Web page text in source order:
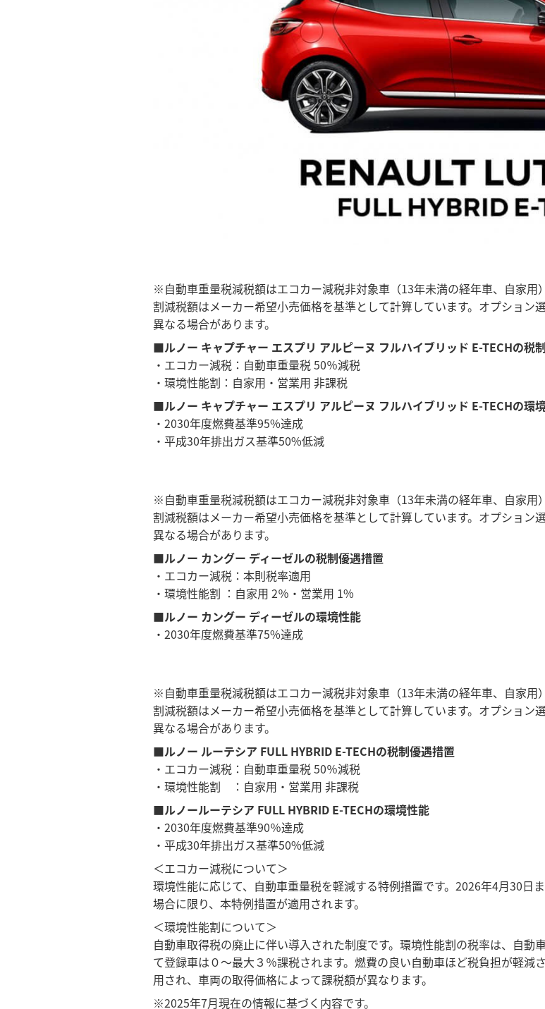
※自動車重量税減税額はエコカー減税非対象車（13年未満の経年車、自家用
割減税額はメーカー希望小売価格を基準として計算しています。オプション
異なる場合があります。
■ルノー キャプチャー エスプリ アルピーヌ フルハイブリッド E-TECHの税
・エコカー減税：自動車重量税 50％減税
・環境性能割：自家用・営業用 非課税
■ルノー キャプチャー エスプリ アルピーヌ フルハイブリッド E-TECHの環
・2030年度燃費基準95%達成
・平成30年排出ガス基準50%低減
※自動車重量税減税額はエコカー減税非対象車（13年未満の経年車、自家用
割減税額はメーカー希望小売価格を基準として計算しています。オプション
異なる場合があります。
■ルノー カングー ディーゼルの税制優遇措置
・エコカー減税：本則税率適用
・環境性能割 ：自家用 2％・営業用 1%
■ルノー カングー ディーゼルの環境性能
・2030年度燃費基準75%達成
※自動車重量税減税額はエコカー減税非対象車（13年未満の経年車、自家用
割減税額はメーカー希望小売価格を基準として計算しています。オプション
異なる場合があります。
■ルノー ルーテシア FULL HYBRID E-TECHの税制優遇措置
・エコカー減税：自動車重量税 50％減税
・環境性能割 ：自家用・営業用 非課税
■ルノールーテシア FULL HYBRID E-TECHの環境性能
・2030年度燃費基準90％達成
・平成30年排出ガス基準50%低減
＜エコカー減税について＞
環境性能に応じて、自動車重量税を軽減する特例措置です。2026年4月30日
場合に限り、本特例措置が適用されます。
＜環境性能割について＞
自動車取得税の廃止に伴い導入された制度です。環境性能割の税率は、自動
て登録車は０～最大３％課税されます。燃費の良い自動車ほど税負担が軽減
用され、車両の取得価格によって課税額が異なります。
※2025年7月現在の情報に基づく内容です。